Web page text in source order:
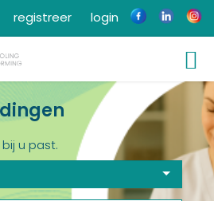
login
registreer
u past.